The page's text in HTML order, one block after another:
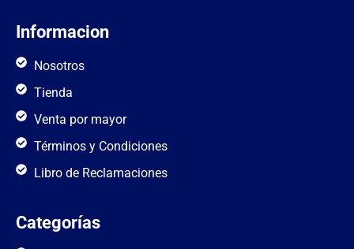
Informacion
Nosotros
Tienda
Venta por mayor
Términos y Condiciones
Libro de Reclamaciones
Categorías